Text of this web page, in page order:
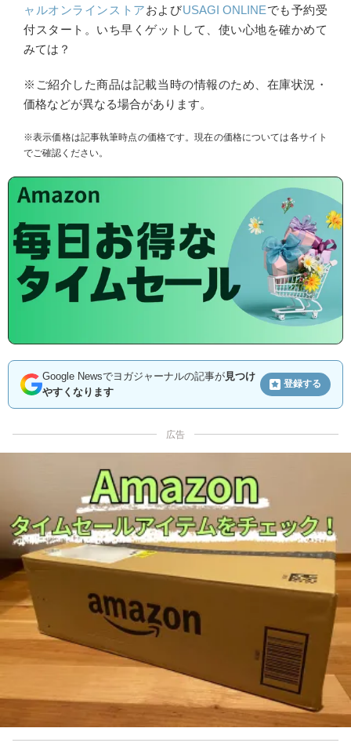
ャルオンラインストアおよびUSAGI ONLINEでも予約受
付スタート。いち早くゲットして、使い心地を確かめて
みては？
※ご紹介した商品は記載当時の情報のため、在庫状況・
価格などが異なる場合があります。
※表示価格は記事執筆時点の価格です。現在の価格については各サイト
でご確認ください。
Google Newsでヨガジャーナルの記事が見つけ
やすくなります
登録する
広告